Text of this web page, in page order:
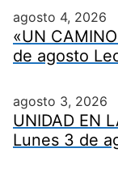
agosto 4, 2026
«UN
de agosto
agosto 3, 2026
UNIDAD EN
Lunes 3 de